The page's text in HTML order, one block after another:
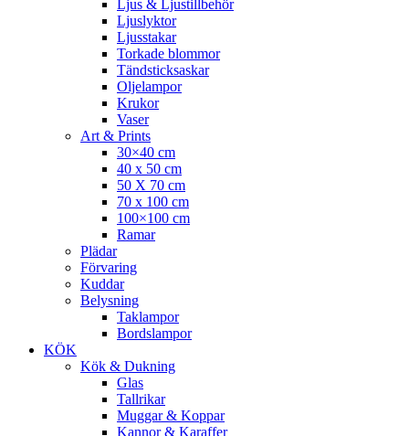
Ljus & Ljustillbehör
Ljuslyktor
Ljusstakar
Torkade blommor
Tändsticksaskar
Oljelampor
Krukor
Vaser
Art & Prints
30×40 cm
40 x 50 cm
50 X 70 cm
70 x 100 cm
100×100 cm
Ramar
Plädar
Förvaring
Kuddar
Belysning
Taklampor
Bordslampor
KÖK
Kök & Dukning
Glas
Tallrikar
Muggar & Koppar
Kannor & Karaffer